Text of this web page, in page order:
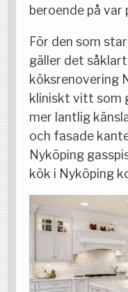
beroende på var
För den som
gäller det
köksrenovering
kliniskt vitt som
mer lantlig
och fasade
Nyköping
kök i Nyköping